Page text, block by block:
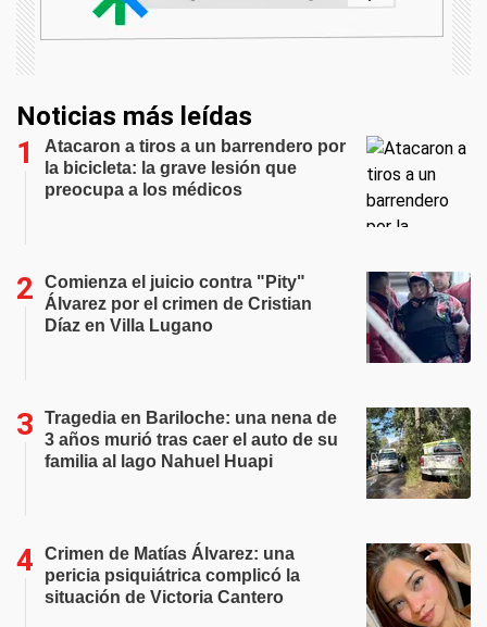
Noticias más leídas
Atacaron a tiros a un barrendero por
la bicicleta: la grave lesión que
preocupa a los médicos
Comienza el juicio contra "Pity"
Álvarez por el crimen de Cristian
Díaz en Villa Lugano
Tragedia en Bariloche: una nena de
3 años murió tras caer el auto de su
familia al lago Nahuel Huapi
Crimen de Matías Álvarez: una
pericia psiquiátrica complicó la
situación de Victoria Cantero